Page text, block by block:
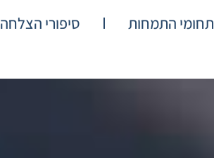
תחומי התמחות
סיפורי הצלחה